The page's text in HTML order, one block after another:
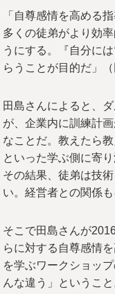
「自尊感情を高める
多くの徒弟がより効
うにする。『自分に
らうことが目的だ」（
田島さんによると、
が、企業内に訓練計
なことだ。教えたら
といった学ぶ側に寄
その結果、徒弟は技
い。経営者との関係
そこで田島さんが
らに対する自尊感情
を学ぶワークショッ
んな違う」ということ